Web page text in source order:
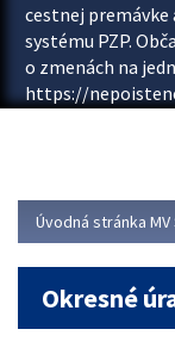
cestnej premávke
systému PZP.
o zmenách na
https://
asociácie
Viac
Úvodná stránka MV
Okresné